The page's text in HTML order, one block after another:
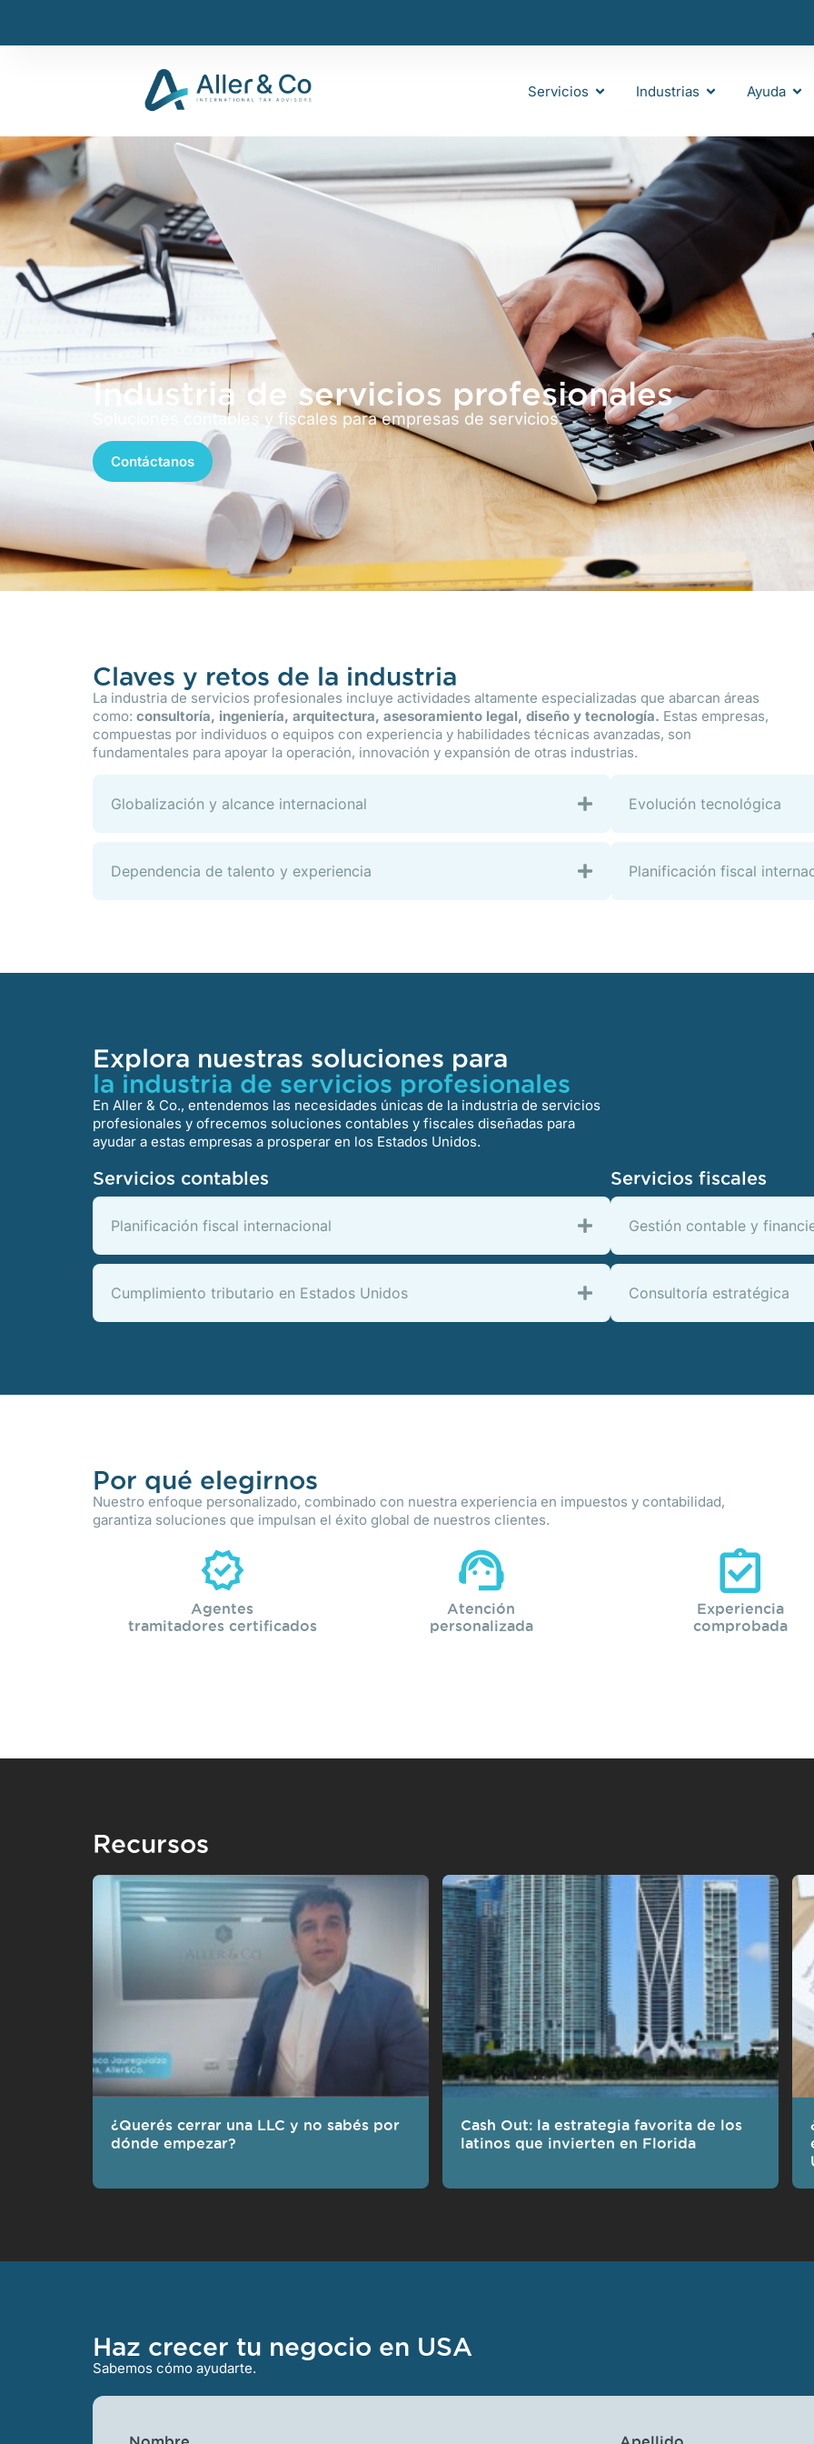
Servicios Industrias Ayuda
Industria de servicios profesionales
Soluciones contables y fiscales para empresas de servicios.
Contáctanos
Claves y retos de la industria
La industria de servicios profesionales incluye actividades altamente especializadas que abarcan áreas
como: consultoría, ingeniería, arquitectura, asesoramiento legal, diseño y tecnología. Estas empresas,
compuestas por individuos o equipos con experiencia y habilidades técnicas avanzadas, son
fundamentales para apoyar la operación, innovación y expansión de otras industrias.
Globalización y alcance internacional
Dependencia de talento y experiencia
Evolución tecnológica
Planificación fiscal
Explora nuestras soluciones para
la industria de servicios profesionales
En Aller & Co., entendemos las necesidades únicas de la industria de servicios
profesionales y ofrecemos soluciones contables y fiscales diseñadas para
ayudar a estas empresas a prosperar en los Estados Unidos.
Servicios contables
Planificación fiscal internacional
Cumplimiento tributario en Estados Unidos
Servicios fiscales
Gestión contable y
Consultoría estratégica
Por qué elegirnos
Nuestro enfoque personalizado, combinado con nuestra experiencia en impuestos y contabilidad,
garantiza soluciones que impulsan el éxito global de nuestros clientes.
Agentes
tramitadores certificados
Atención
personalizada
Experiencia
comprobada
Recursos
¿Querés cerrar una LLC y no sabés por
dónde empezar?
Cash Out: la estrategia favorita de los
latinos que invierten en Florida
Haz crecer tu negocio en USA
Sabemos cómo ayudarte.